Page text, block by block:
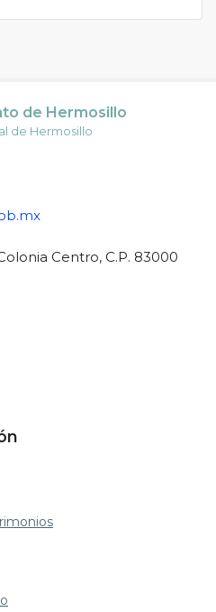
de Hermosillo
de Hermosillo
Centro, C.P. 83000